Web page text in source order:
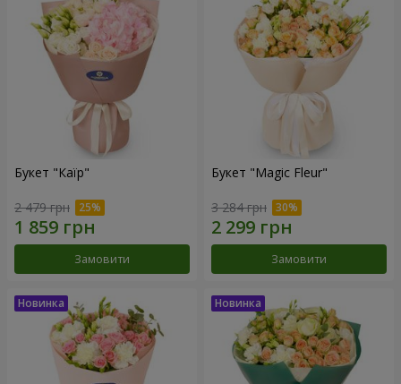
Букет "Каїр"
2 479 грн
Замовити
Букет "Magic Fleur"
3 284 грн
Замовити